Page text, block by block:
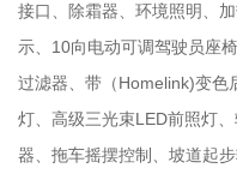
接口、除霜器、环境照明、
示、10向电动可调驾驶员座
过滤器、带（Homelink)变色
灯、高级三光束LED前照灯
器、拖车摇摆控制、坡道起